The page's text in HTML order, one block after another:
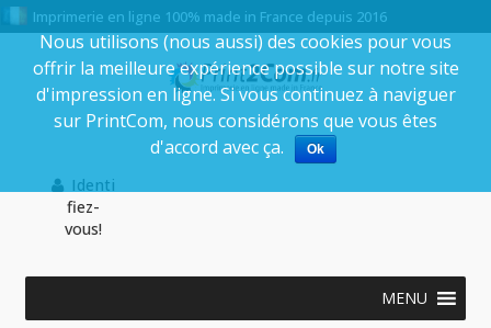
Imprimerie en ligne 100% made in France depuis 2016
Aller
à
la
Aller
au
contenu
Identi
fiez-
vous!
MENU
Nous utilisons (nous aussi) des cookies pour vous
offrir la meilleure expérience possible sur notre site
d'impression en ligne. Si vous continuez à naviguer
sur PrintCom, nous considérons que vous êtes
d'accord avec ça.
Ok